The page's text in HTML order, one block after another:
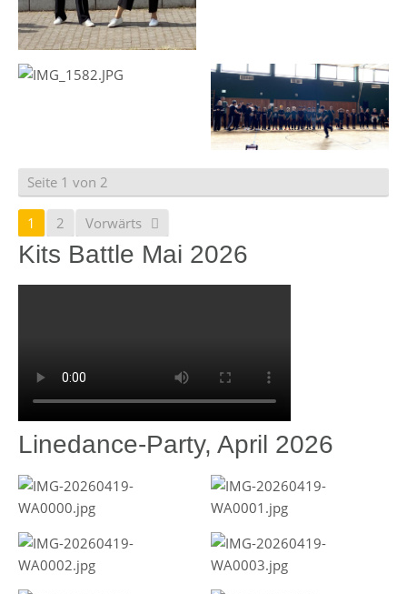
Seite 1 von 2
1 2 Vorwärts
Kits Battle Mai 2026
Linedance-Party, April 2026